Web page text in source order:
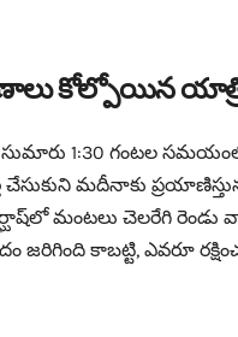
కోల్పోయిన
సుమారు 1:30 గంటల
చేసుకుని మదీనాకు
కార్ఘాష్‌లో మంటలు
జరిగింది కాబట్టి, ఎవరూ